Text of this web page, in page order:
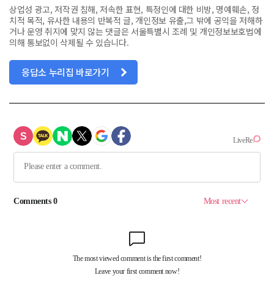
상업성 광고, 저작권 침해, 저속한 표현, 특정인에 대한 비방, 명예훼손, 정
치적 목적, 유사한 내용의 반복적 글, 개인정보 유출,그 밖에 공익을 저해하
거나 운영 취지에 맞지 않는 댓글은 서울특별시 조례 및 개인정보보호법에
의해 통보없이 삭제될 수 있습니다.
응답소 누리집 바로가기